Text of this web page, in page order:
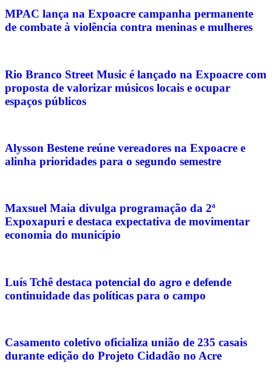
MPAC lança na Expoacre campanha permanente
de combate à violência contra meninas e mulheres
Rio Branco Street Music é lançado na Expoacre com
proposta de valorizar músicos locais e ocupar
espaços públicos
Alysson Bestene reúne vereadores na Expoacre e
alinha prioridades para o segundo semestre
Maxsuel Maia divulga programação da 2ª
Expoxapuri e destaca expectativa de movimentar
economia do município
Luís Tchê destaca potencial do agro e defende
continuidade das políticas para o campo
Casamento coletivo oficializa união de 235 casais
durante edição do Projeto Cidadão no Acre